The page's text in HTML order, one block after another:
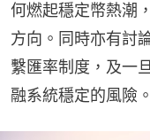
何燃起穩定幣熱潮
方向。同時亦有討
繫匯率制度，及一
融系統穩定的風險。